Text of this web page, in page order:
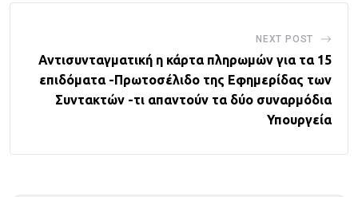
NEXT POST
Αντισυνταγματική η κάρτα πληρωμών για τα 15
επιδόματα -Πρωτοσέλιδο της Εφημερίδας των
Συντακτών -τι απαντούν τα δύο συναρμόδια
Υπουργεία